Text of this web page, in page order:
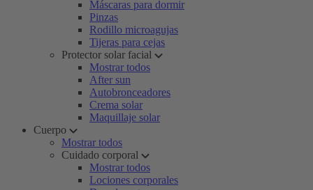
Máscaras para dormir
Pinzas
Rodillo microagujas
Tijeras para cejas
Protector solar facial
Mostrar todos
After sun
Autobronceadores
Crema solar
Maquillaje solar
Cuerpo
Mostrar todos
Cuidado corporal
Mostrar todos
Lociones corporales